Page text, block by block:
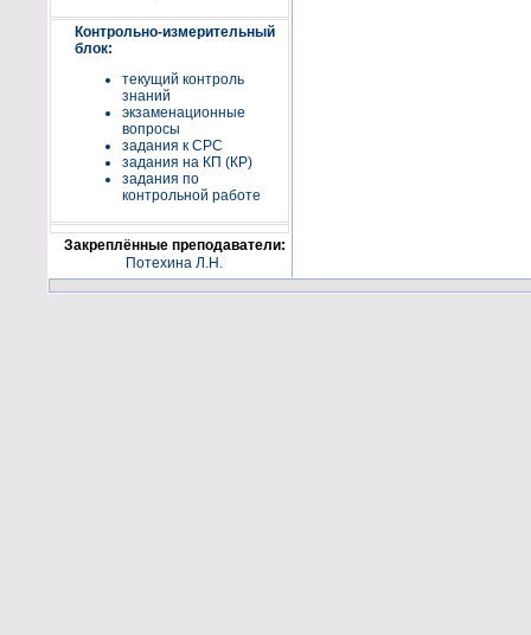
Контрольно-измерительный
блок:
текущий контроль
знаний
экзаменационные
вопросы
задания к СРС
задания на КП (КР)
задания по
контрольной работе
Закреплённые преподаватели:
Потехина Л.Н.